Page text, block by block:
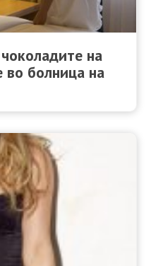
на
во болница на